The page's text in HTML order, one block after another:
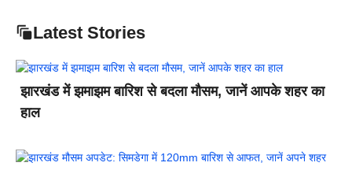
Latest Stories
झारखंड में झमाझम बारिश से बदला मौसम, जानें आपके शहर का
हाल